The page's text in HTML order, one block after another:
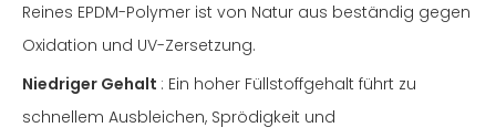
Reines EPDM-Polymer ist von Natur aus beständig gegen
Oxidation und UV-Zersetzung.
Niedriger Gehalt : Ein hoher Füllstoffgehalt führt zu
schnellem Ausbleichen, Sprödigkeit und